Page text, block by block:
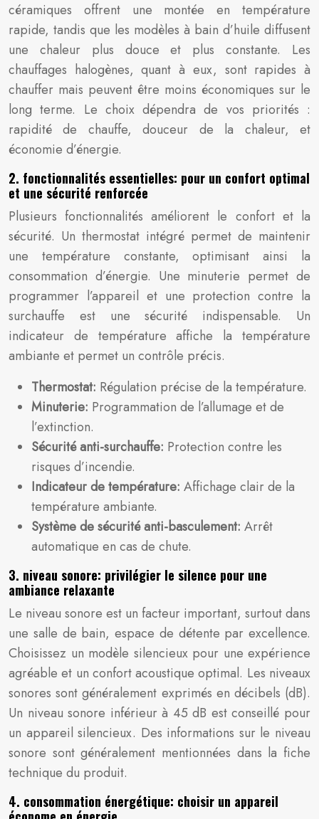
céramiques offrent une montée en température
rapide, tandis que les modèles à bain d’huile diffusent
une chaleur plus douce et plus constante. Les
chauffages halogènes, quant à eux, sont rapides à
chauffer mais peuvent être moins économiques sur le
long terme. Le choix dépendra de vos priorités :
rapidité de chauffe, douceur de la chaleur, et
économie d’énergie.
2. fonctionnalités essentielles: pour un confort optimal
et une sécurité renforcée
Plusieurs fonctionnalités améliorent le confort et la
sécurité. Un thermostat intégré permet de maintenir
une température constante, optimisant ainsi la
consommation d’énergie. Une minuterie permet de
programmer l’appareil et une protection contre la
surchauffe est une sécurité indispensable. Un
indicateur de température affiche la température
ambiante et permet un contrôle précis.
Thermostat: Régulation précise de la température.
Minuterie: Programmation de l’allumage et de
l’extinction.
Sécurité anti-surchauffe: Protection contre les
risques d’incendie.
Indicateur de température: Affichage clair de la
température ambiante.
Système de sécurité anti-basculement: Arrêt
automatique en cas de chute.
3. niveau sonore: privilégier le silence pour une
ambiance relaxante
Le niveau sonore est un facteur important, surtout dans
une salle de bain, espace de détente par excellence.
Choisissez un modèle silencieux pour une expérience
agréable et un confort acoustique optimal. Les niveaux
sonores sont généralement exprimés en décibels (dB).
Un niveau sonore inférieur à 45 dB est conseillé pour
un appareil silencieux. Des informations sur le niveau
sonore sont généralement mentionnées dans la fiche
technique du produit.
4. consommation énergétique: choisir un appareil